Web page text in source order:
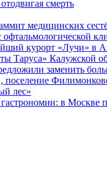
смерть
медицинских
курорт «Лучи» в
Таруса» Калужской
заменить
поселение
лес»
в